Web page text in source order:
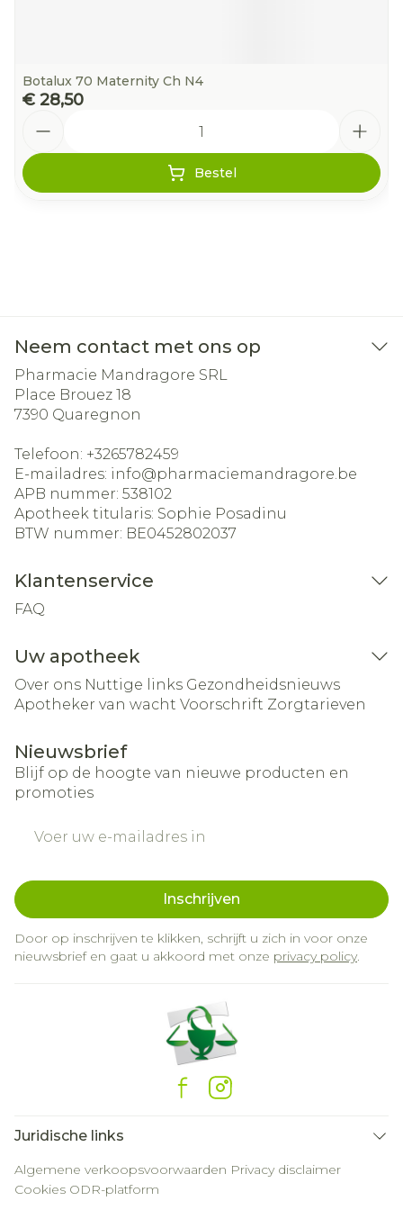
Botalux 70 Maternity Ch N4
€ 28,50
Bestel
Neem contact met ons op
Pharmacie Mandragore SRL
Place Brouez 18
7390 Quaregnon
Telefoon: +3265782459
E-mailadres: info@pharmaciemandragore.be
APB nummer: 538102
Apotheek titularis: Sophie Posadinu
BTW nummer: BE0452802037
Klantenservice
FAQ
Uw apotheek
Over ons Nuttige links Gezondheidsnieuws
Apotheker van wacht Voorschrift Zorgtarieven
Nieuwsbrief
Blijf op de hoogte van nieuwe producten en
promoties
Inschrijven
Door op inschrijven te klikken, schrijft u zich in voor onze
nieuwsbrief en gaat u akkoord met onze privacy policy.
Juridische links
Algemene verkoopsvoorwaarden Privacy disclaimer
Cookies ODR-platform